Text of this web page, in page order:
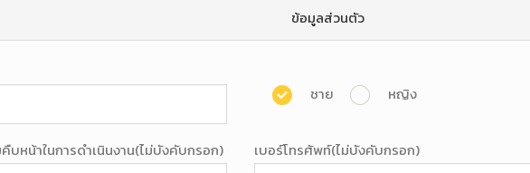
ข้อมูลส่วนตัว
ชาย
หญิง
บหน้าในการดำเนินงาน(ไม่บังคับกรอก) เบอร์โทรศัพท์(ไม่บังคับกรอก)